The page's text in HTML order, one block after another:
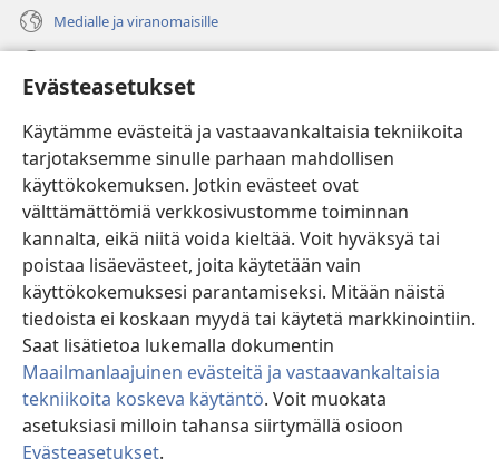
Evästeasetukset
Käytämme evästeitä ja vastaavankaltaisia tekniikoita
tarjotaksemme sinulle parhaan mahdollisen
käyttökokemuksen. Jotkin evästeet ovat
välttämättömiä verkkosivustomme toiminnan
kannalta, eikä niitä voida kieltää. Voit hyväksyä tai
poistaa lisäevästeet, joita käytetään vain
käyttökokemuksesi parantamiseksi. Mitään näistä
tiedoista ei koskaan myydä tai käytetä markkinointiin.
Saat lisätietoa lukemalla dokumentin
Maailmanlaajuinen evästeitä ja vastaavankaltaisia
tekniikoita koskeva käytäntö. Voit muokata
asetuksiasi milloin tahansa siirtymällä osioon
Evästeasetukset.
Medialle ja viranomaisille
(avaa
uuden
ikkunan)Vartiotornin VERKKOKIRJASTO
(avaa
uuden
ikkunan)JW Hub ®
(avaa
uuden
ikkunan)
®
Watchtower Library
Copyright
© 2026 Watch Tower Bible and Tract Society of Pennsylvania.